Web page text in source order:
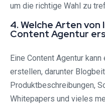
um die richtige Wahl zu
4. Welche Arten von
Content Agentur
Eine Content Agentur
erstellen, darunter
Produktbeschreibungen,
Whitepapers und vieles